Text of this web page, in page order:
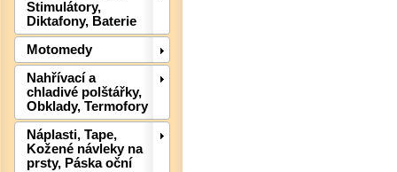
Stimulátory,
Diktafony, Baterie
Motomedy
Nahřívací a
chladivé polštářky,
Obklady, Termofory
Náplasti, Tape,
Kožené návleky na
prsty, Páska oční